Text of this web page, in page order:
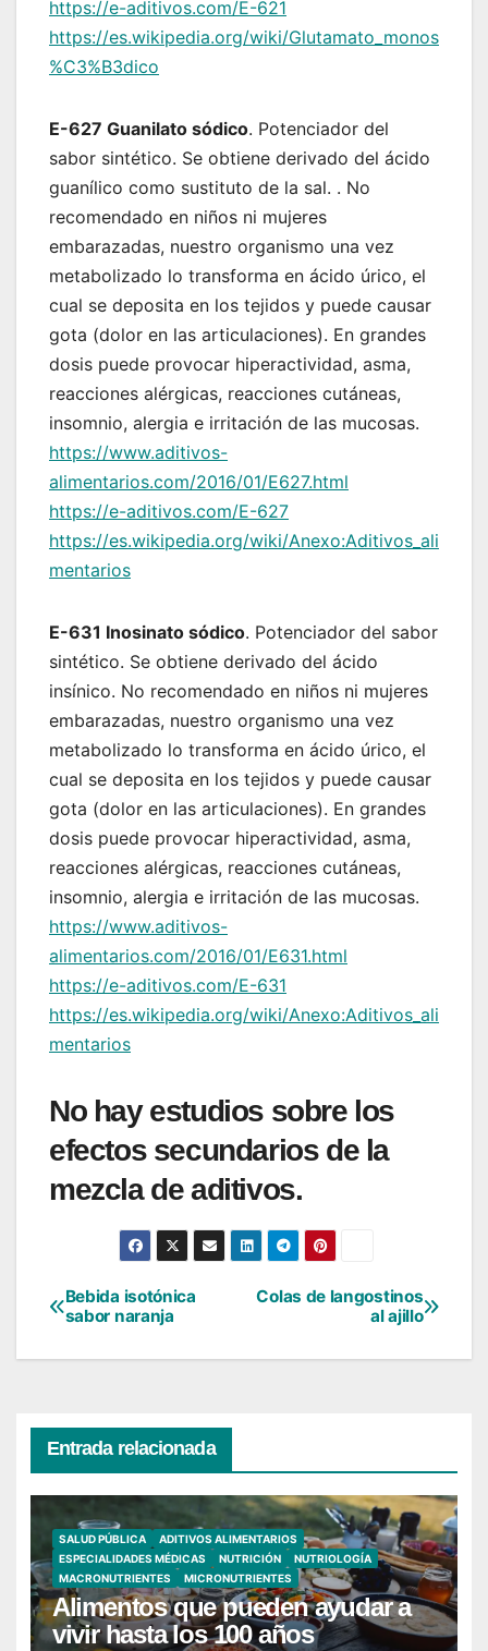
https://e-aditivos.com/E-621
https://es.wikipedia.org/wiki/Glutamato_monos
%C3%B3dico
E-627 Guanilato sódico. Potenciador del
sabor sintético. Se obtiene derivado del ácido
guanílico como sustituto de la sal. . No
recomendado en niños ni mujeres
embarazadas, nuestro organismo una vez
metabolizado lo transforma en ácido úrico, el
cual se deposita en los tejidos y puede causar
gota (dolor en las articulaciones). En grandes
dosis puede provocar hiperactividad, asma,
reacciones alérgicas, reacciones cutáneas,
insomnio, alergia e irritación de las mucosas.
https://www.aditivos-
alimentarios.com/2016/01/E627.html
https://e-aditivos.com/E-627
https://es.wikipedia.org/wiki/Anexo:Aditivos_ali
mentarios
E-631 Inosinato sódico. Potenciador del sabor
sintético. Se obtiene derivado del ácido
insínico. No recomendado en niños ni mujeres
embarazadas, nuestro organismo una vez
metabolizado lo transforma en ácido úrico, el
cual se deposita en los tejidos y puede causar
gota (dolor en las articulaciones). En grandes
dosis puede provocar hiperactividad, asma,
reacciones alérgicas, reacciones cutáneas,
insomnio, alergia e irritación de las mucosas.
https://www.aditivos-
alimentarios.com/2016/01/E631.html
https://e-aditivos.com/E-631
https://es.wikipedia.org/wiki/Anexo:Aditivos_ali
mentarios
No hay estudios sobre los
efectos secundarios de la
mezcla de aditivos.
Navegación
de
Colas de langostinos
al ajillo
Bebida isotónica
sabor naranja
Entrada relacionada
SALUD PÚBLICA
ADITIVOS ALIMENTARIOS
ESPECIALIDADES MÉDICAS
NUTRICIÓN
NUTRIOLOGÍA
MACRONUTRIENTES
MICRONUTRIENTES
Alimentos que pueden ayudar a
vivir hasta los 100 años